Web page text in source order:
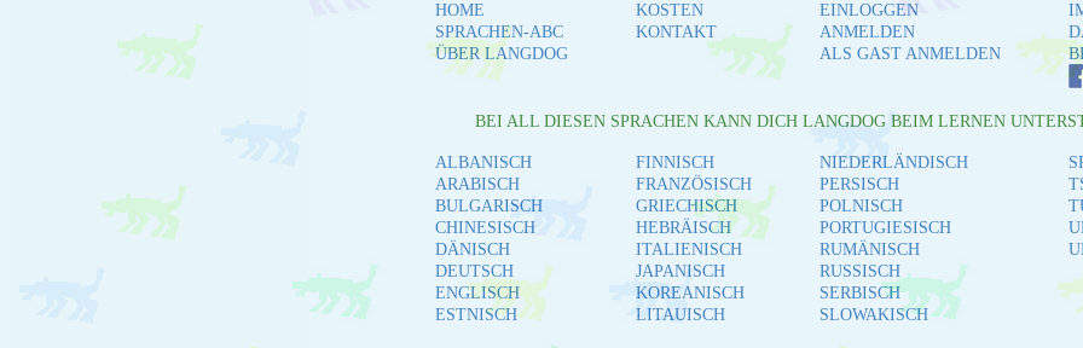
HOME
SPRACHEN-ABC
ÜBER LANGDOG
KOSTEN
KONTAKT
EINLOGGEN
ANMELDEN
ALS GAST ANMELDEN
BEI ALL DIESEN SPRACHEN KANN DICH LANGDOG BEIM LERNEN
ALBANISCH
ARABISCH
BULGARISCH
CHINESISCH
DÄNISCH
DEUTSCH
ENGLISCH
ESTNISCH
FINNISCH
FRANZÖSISCH
GRIECHISCH
HEBRÄISCH
ITALIENISCH
JAPANISCH
KOREANISCH
LITAUISCH
NIEDERLÄNDISCH
PERSISCH
POLNISCH
PORTUGIESISCH
RUMÄNISCH
RUSSISCH
SERBISCH
SLOWAKISCH